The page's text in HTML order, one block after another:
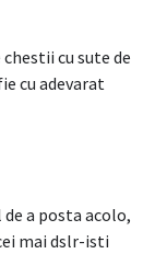
cu sute de
cu adevarat
a posta acolo,
mai dslr-isti